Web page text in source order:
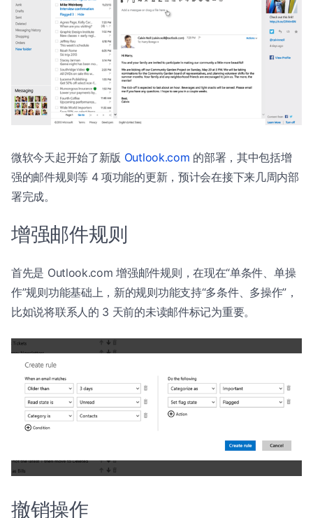
微软今天起开始了新版 Outlook.com 的部署，其中包括增
强的邮件规则等 4 项功能的更新，预计会在接下来几周内部
署完成。
增强邮件规则
首先是 Outlook.com 增强邮件规则，在现在“单条件、单操
作”规则功能基础上，新的规则功能支持“多条件、多操作”，
比如说将联系人的 3 天前的未读邮件标记为重要。
撤销操作